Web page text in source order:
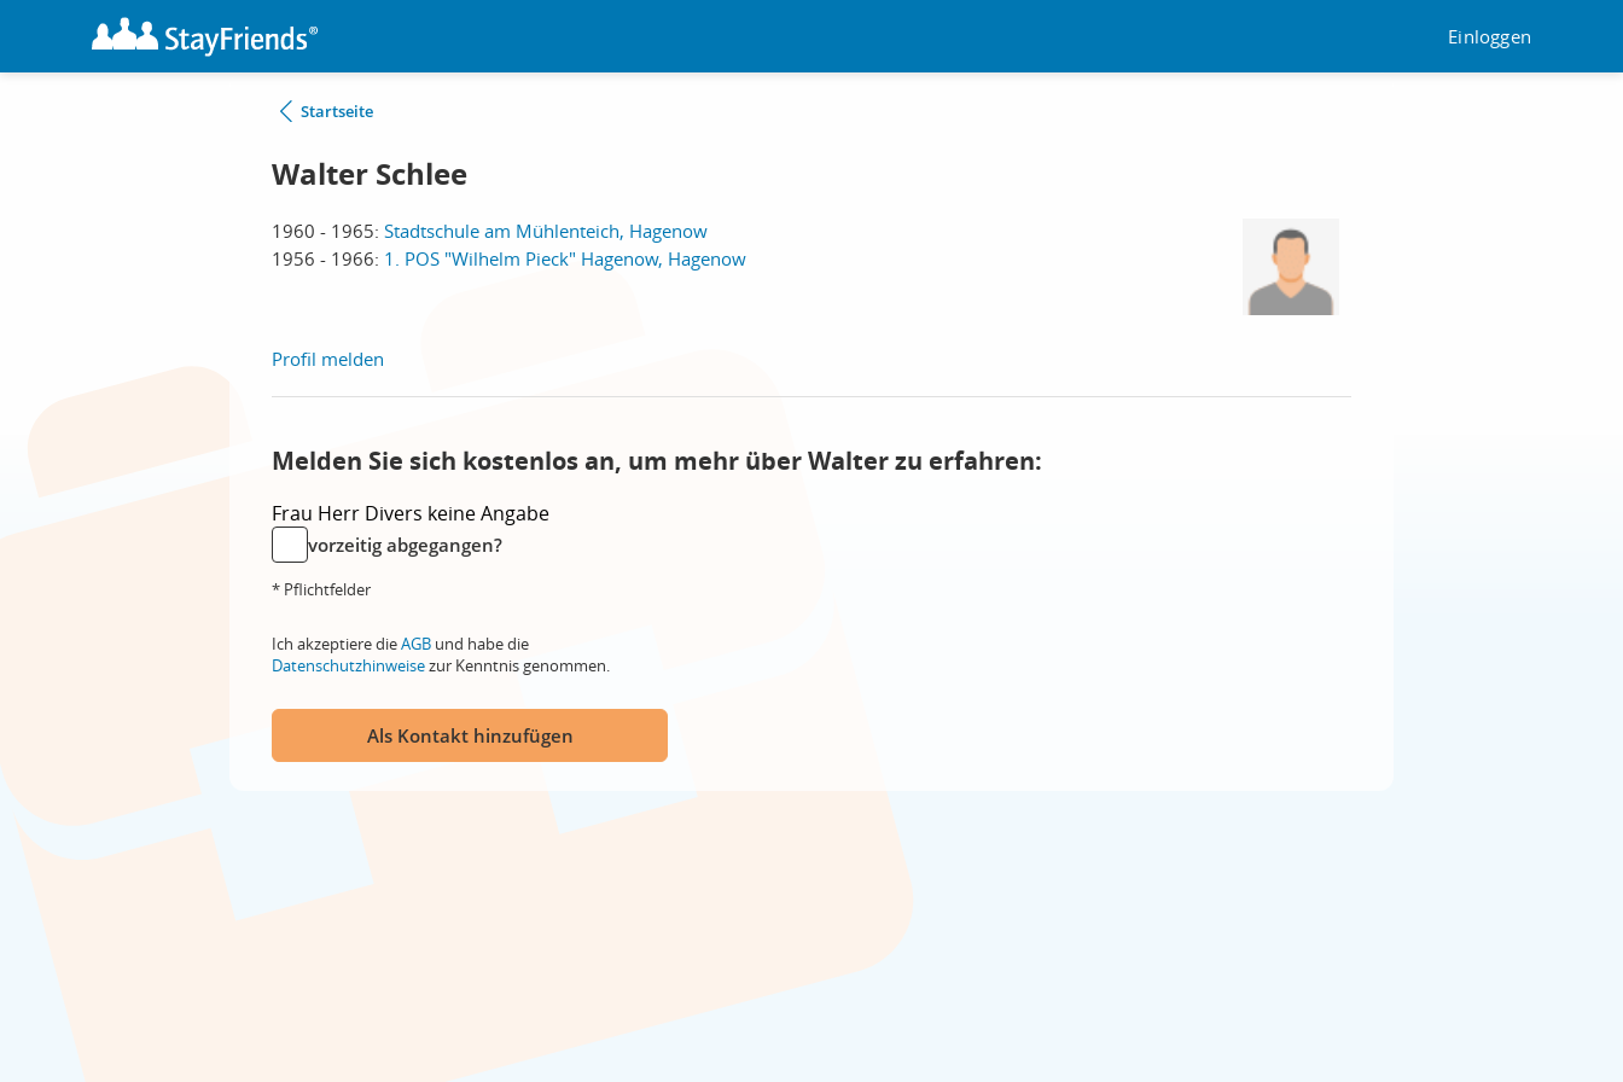
Einloggen
Startseite
Walter Schlee
1960 - 1965: Stadtschule am Mühlenteich, Hagenow
1956 - 1966: 1. POS "Wilhelm Pieck" Hagenow, Hagenow
Profil melden
Melden Sie sich kostenlos an, um mehr über Walter zu erfahren:
Frau Herr Divers keine Angabe
vorzeitig abgegangen?
* Pflichtfelder
Ich akzeptiere dieAGB und habe die
Datenschutzhinweisezur Kenntnis genommen.
Als Kontakt hinzufügen